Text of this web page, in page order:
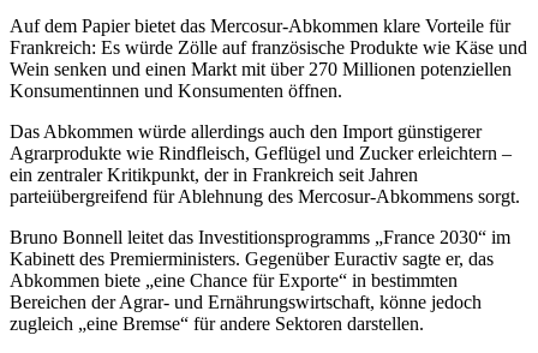
Auf dem Papier bietet das Mercosur-Abkommen klare Vorteile für
Frankreich: Es würde Zölle auf französische Produkte wie Käse und
Wein senken und einen Markt mit über 270 Millionen potenziellen
Konsumentinnen und Konsumenten öffnen.
Das Abkommen würde allerdings auch den Import günstigerer
Agrarprodukte wie Rindfleisch, Geflügel und Zucker erleichtern –
ein zentraler Kritikpunkt, der in Frankreich seit Jahren
parteiübergreifend für Ablehnung des Mercosur-Abkommens sorgt.
Bruno Bonnell leitet das Investitionsprogramms „France 2030“ im
Kabinett des Premierministers. Gegenüber Euractiv sagte er, das
Abkommen biete „eine Chance für Exporte“ in bestimmten
Bereichen der Agrar- und Ernährungswirtschaft, könne jedoch
zugleich „eine Bremse“ für andere Sektoren darstellen.